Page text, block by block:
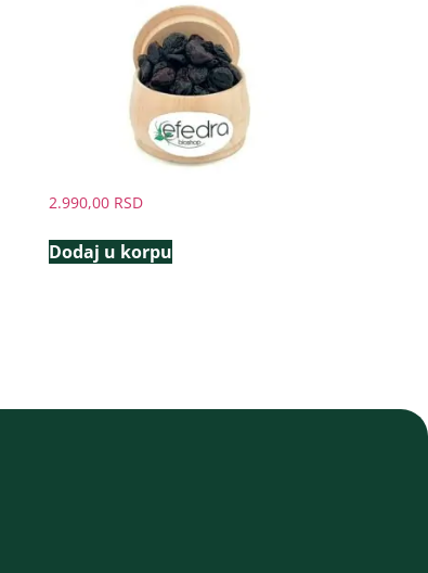
2.990,00 RSD
Dodaj u korpu